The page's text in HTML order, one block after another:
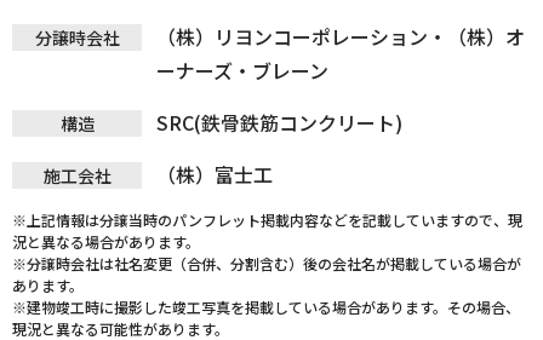
分譲時会社
（株）リヨンコーポレーション・（株）オ
ーナーズ・ブレーン
構造 SRC(鉄骨鉄筋コンクリート)
施工会社 （株）富士工
※上記情報は分譲当時のパンフレット掲載内容などを記載していますので、現
況と異なる場合があります。
※分譲時会社は社名変更（合併、分割含む）後の会社名が掲載している場合が
あります。
※建物竣工時に撮影した竣工写真を掲載している場合があります。その場合、
現況と異なる可能性があります。